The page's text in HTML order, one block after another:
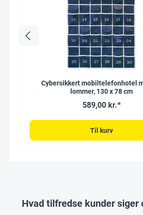
Cybersikkert mobiltelefonhotel
lommer, 130 x 78 cm
589,00 kr.*
Til kurv
Hvad tilfredse kunder siger